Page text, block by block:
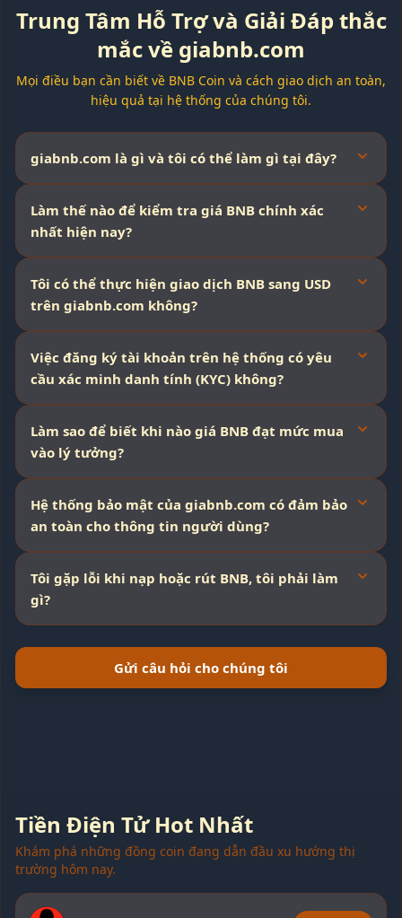
Trung Tâm Hỗ Trợ và Giải Đáp thắc
mắc về giabnb.com
Mọi điều bạn cần biết về BNB Coin và cách giao dịch an toàn,
hiệu quả tại hệ thống của chúng tôi.
giabnb.com là gì và tôi có thể làm gì tại đây?
Làm thế nào để kiểm tra giá BNB chính xác
nhất hiện nay?
Tôi có thể thực hiện giao dịch BNB sang USD
trên giabnb.com không?
Việc đăng ký tài khoản trên hệ thống có yêu
cầu xác minh danh tính (KYC) không?
Làm sao để biết khi nào giá BNB đạt mức mua
vào lý tưởng?
Hệ thống bảo mật của giabnb.com có đảm bảo
an toàn cho thông tin người dùng?
Tôi gặp lỗi khi nạp hoặc rút BNB, tôi phải làm
gì?
Gửi câu hỏi cho chúng tôi
Tiền Điện Tử Hot Nhất
Khám phá những đồng coin đang dẫn đầu xu hướng thị
trường hôm nay.